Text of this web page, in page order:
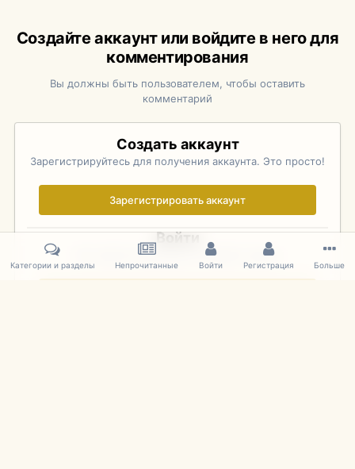
Создайте аккаунт или войдите в него для
комментирования
Вы должны быть пользователем, чтобы оставить
комментарий
Создать аккаунт
Зарегистрируйтесь для получения аккаунта. Это просто!
Зарегистрировать аккаунт
Войти
Уже зарегистрированы? Войдите здесь.
Категории и разделы Непрочитанные Войти Регистрация Больше